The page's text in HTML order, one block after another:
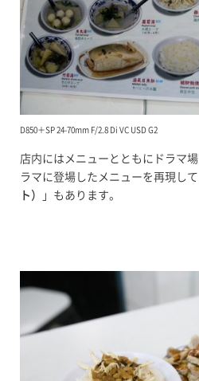
D850＋SP 24-70mm F/2.8 Di VC USD G2
店内にはメニューとともにドラマ
ラマに登場したメニューを再現して
ト）
」もあります。